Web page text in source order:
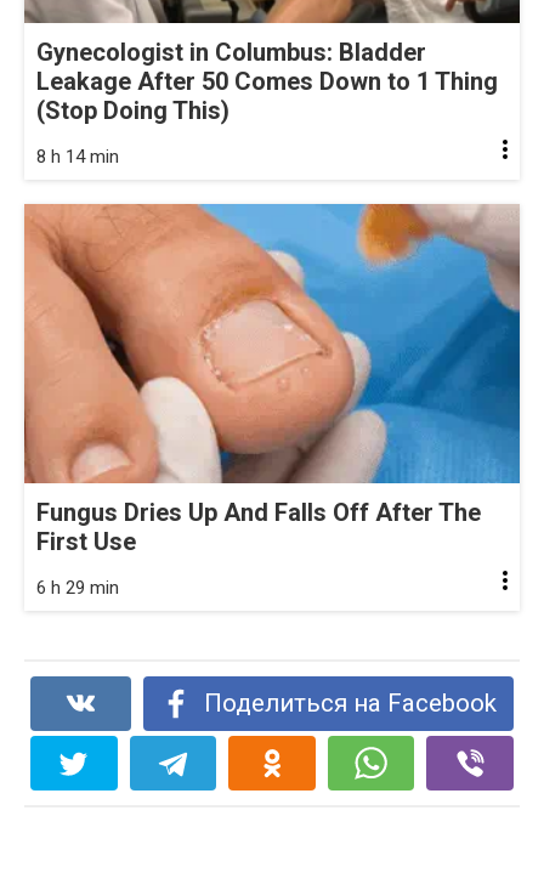
Gynecologist in Columbus: Bladder
Leakage After 50 Comes Down to 1 Thing
(Stop Doing This)
8 h 14 min
Fungus Dries Up And Falls Off After The
First Use
6 h 29 min
Поделиться на Facebook